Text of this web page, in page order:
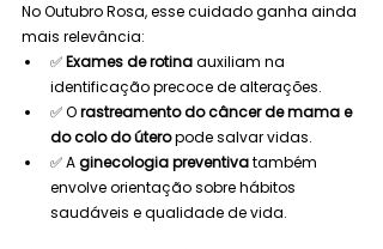
No Outubro Rosa, esse cuidado ganha ainda
mais relevância:
✅ Exames de rotina auxiliam na
identificação precoce de alterações.
✅ O rastreamento do câncer de mama e
do colo do útero pode salvar vidas.
✅ A ginecologia preventiva também
envolve orientação sobre hábitos
saudáveis e qualidade de vida.